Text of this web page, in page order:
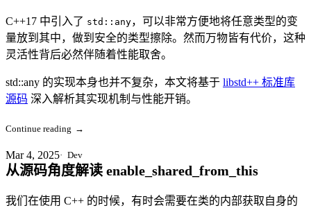
C++17 中引入了 std::any，可以非常方便地将任意类型的变
量放到其中，做到安全的类型擦除。然而万物皆有代价，这种
灵活性背后必然伴随着性能取舍。
std::any 的实现本身也并不复杂，本文将基于 libstd++ 标准库
源码 深入解析其实现机制与性能开销。
Continue reading →
Mar 4, 2025 Dev
从源码角度解读 enable_shared_from_this
我们在使用 C++ 的时候，有时会需要在类的内部获取自身的